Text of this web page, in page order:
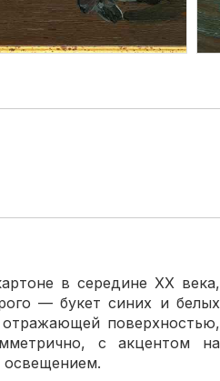
в середине XX века,
— букет синих и белых
поверхностью,
с акцентом на
освещением.